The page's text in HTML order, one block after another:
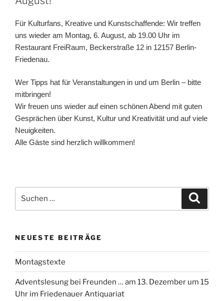
Für Kulturfans, Kreative und Kunstschaffende: Wir treffen
uns wieder am Montag, 6. August, ab 19.00 Uhr im
Restaurant FreiRaum, Beckerstraße 12 in 12157 Berlin-
Friedenau.
Wer Tipps hat für Veranstaltungen in und um Berlin – bitte
mitbringen!
Wir freuen uns wieder auf einen schönen Abend mit guten
Gesprächen über Kunst, Kultur und Kreativität und auf viele
Neuigkeiten.
Alle Gäste sind herzlich willkommen!
nach:
NEUESTE BEITRÄGE
Montagstexte
Adventslesung bei Freunden … am 13. Dezember um 15
Uhr im Friedenauer Antiquariat